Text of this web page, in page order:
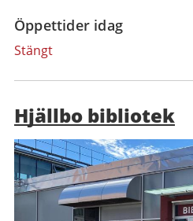
Öppettider idag
Stängt
Hjällbo bibliotek